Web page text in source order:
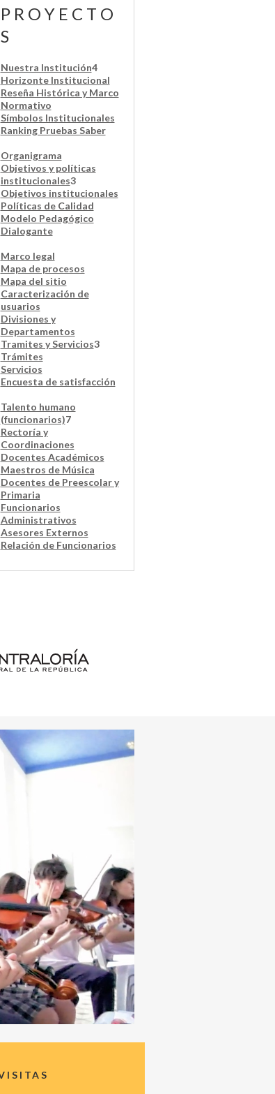
P R O Y E C T O
S
Nuestra Institución4
Horizonte Institucional
Reseña Histórica y Marco
Normativo
Símbolos Institucionales
Ranking Pruebas Saber
Organigrama
Objetivos y políticas
institucionales3
Objetivos institucionales
Políticas de Calidad
Modelo Pedagógico
Dialogante
Marco legal
Mapa de procesos
Mapa del sitio
Caracterización de
usuarios
Divisiones y
Departamentos
Tramites y Servicios3
Trámites
Servicios
Encuesta de satisfacción
Talento humano
(funcionarios)7
Rectoría y
Coordinaciones
Docentes Académicos
Maestros de Música
Docentes de Preescolar y
Primaria
Funcionarios
Administrativos
Asesores Externos
Relación de Funcionarios